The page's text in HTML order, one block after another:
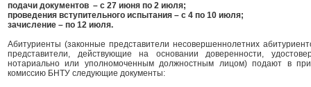
подачи документов – с 27 июня по 2 июля;
проведения вступительного испытания – с 4 по 10 июля;
зачисление – по 12 июля.
Абитуриенты (законные представители несовершеннолетних
представители, действующие на основании доверенности,
нотариально или уполномоченным должностным лицом) подают в
комиссию БНТУ следующие документы: